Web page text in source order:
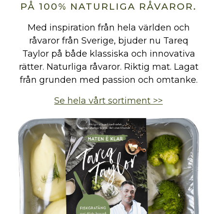
PÅ 100% NATURLIGA RÅVAROR.
Med inspiration från hela världen och
råvaror från Sverige, bjuder nu Tareq
Taylor på både klassiska och innovativa
rätter. Naturliga råvaror. Riktig mat. Lagat
från grunden med passion och omtanke.
Se hela vårt sortiment >>